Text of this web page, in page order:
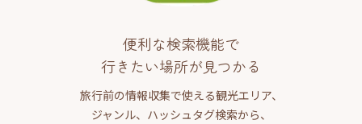
便利な検索機能で
行きたい場所が見つかる
旅行前の情報収集で使える観光エリア、
ジャンル、ハッシュタグ検索から、